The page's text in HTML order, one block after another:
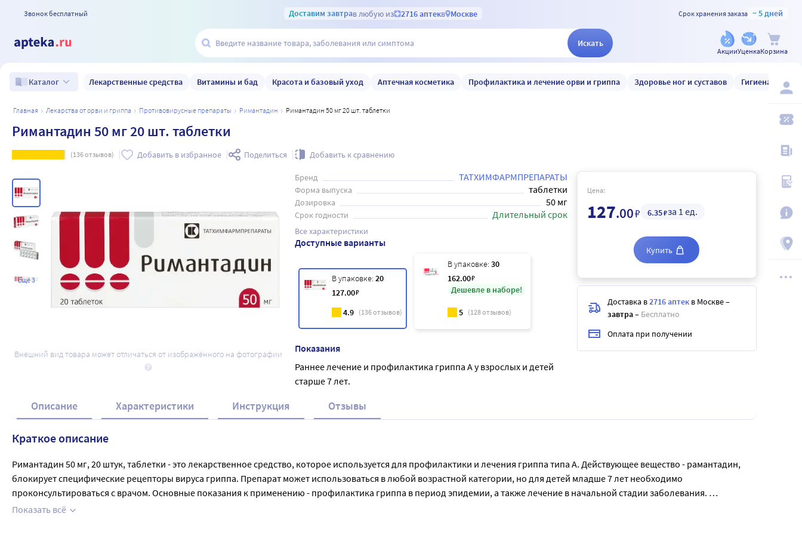
Звонок бесплатный Доставим завтрав любую из 2716 аптекв Москве Срок хранения заказа ~ 5 дней
Искать
АкцииУценкаКорзина
Каталог Лекарственные средства Витамины и бад Красота и базовый уход Аптечная косметика Профилактика и лечение орви и гриппа Здоровье ног и суставов Гигиена и уход
главная лекарства от орви и гриппа противовирусные препараты римантадин Римантадин 50 мг 20 шт. таблетки
Римантадин 50 мг 20 шт. таблетки
(136отзывов) Добавить в избранное Поделиться Добавить к сравнению
Ещё 3
Внешний вид товара может отличаться от изображённого на фотографии
Бренд ТАТХИМФАРМПРЕПАРАТЫ
Форма выпуска таблетки
Дозировка 50 мг
Срок годности Длительный срок
Все характеристики
Доступные варианты
В упаковке: 20
127.00₽
4.9 (136отзывов)
В упаковке: 30
162.00₽
Дешевле в наборе!
5 (128отзывов)
Показания
Раннее лечение и профилактика гриппа А у взрослых и детей
старше 7 лет.
Цена:
127.00₽ 6.35₽за 1 ед.
Купить
Доставка в2716 аптек в Москве–
завтра– Бесплатно
Оплата при получении
Описание Характеристики Инструкция Отзывы
Краткое описание
Римантадин 50 мг, 20 штук, таблетки - это лекарственное средство, которое используется для профилактики и лечения гриппа типа А. Действующее вещество - рамантадин,
блокирует специфические рецепторы вируса гриппа. Препарат может использоваться в любой возрастной категории, но для детей младше 7 лет необходимо
проконсультироваться с врачом. Основные показания к применению - профилактика гриппа в период эпидемии, а также лечение в начальной стадии заболевания.
Римантадин рекомендован для применения в течение 10-14 дней, и должен приниматься по индивидуальной схеме, назначенной врачом. Не рекомендуется использовать при
Показать всё